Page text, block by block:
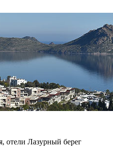
отели Лазурный берег